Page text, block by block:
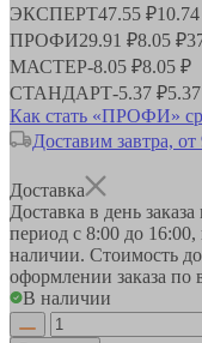
ЭКСПЕРТ47.55 ₽
ПРОФИ29.91 ₽8.05 ₽
МАСТЕР-8.05 ₽8.05 ₽
СТАНДАРТ-5.37 ₽
Как стать «ПРОФИ»
Доставим завтра, от
Доставка
Доставка в день
период с 8:00 до 16:00,
наличии. Стоимость
оформлении заказа по
В наличии